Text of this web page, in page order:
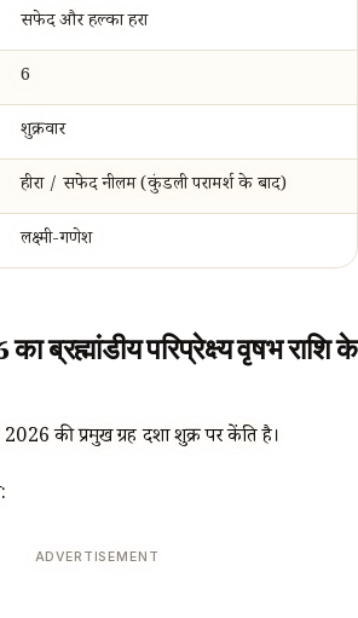
सफेद और हल्का हरा
6
शुक्रवार
हीरा / सफेद नीलम (कुंडली परामर्श के बाद)
लक्ष्मी-गणेश
ब्रह्मांडीय परिप्रेक्ष्य वृषभ राशि के
की प्रमुख ग्रह दशा शुक्र पर केंद्रित है।
ADVERTISEMENT